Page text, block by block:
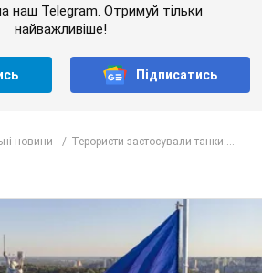
імперія: про це не
перший куплет та приспів пісні
– 53: що